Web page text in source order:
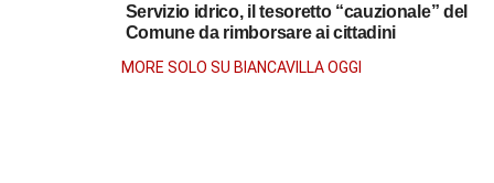
Servizio idrico, il tesoretto “cauzionale” del
Comune da rimborsare ai cittadini
MORE SOLO SU BIANCAVILLA OGGI